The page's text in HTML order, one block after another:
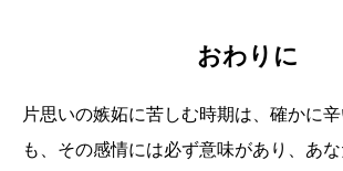
おわりに
片思いの嫉妬に苦しむ時期は、確かに
も、その感情には必ず意味があり、あ